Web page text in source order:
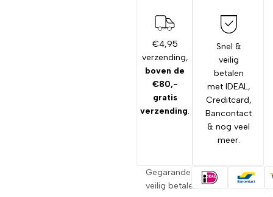
€4,95
verzending,
boven de
€80,-
gratis
verzending.
Snel &
veilig
betalen
met IDEAL,
Creditcard,
Bancontact
& nog veel
meer.
Gegarandeerd
veilig betalen